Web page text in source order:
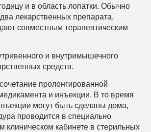
и в область лопатки. Обычно
лекарственных препарата,
совместным терапевтическим
и внутримышечного
средств.
пролонгированной
и инъекции. В то время
могут быть сделаны дома,
проводится в специально
клиническом кабинете в стерильных